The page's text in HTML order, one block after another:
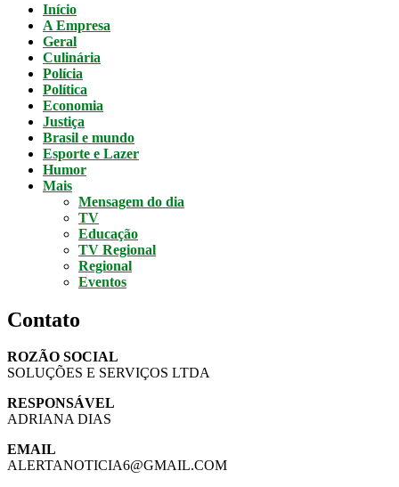
Início
A Empresa
Geral
Culinária
Polícia
Política
Economia
Justiça
Brasil e mundo
Esporte e Lazer
Humor
Mais
Mensagem do dia
TV
Educação
TV Regional
Regional
Eventos
Contato
ROZÃO SOCIAL
SOLUÇÕES E SERVIÇOS LTDA
RESPONSÁVEL
ADRIANA DIAS
EMAIL
ALERTANOTICIA6@GMAIL.COM